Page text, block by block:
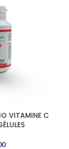
VITAMINE C